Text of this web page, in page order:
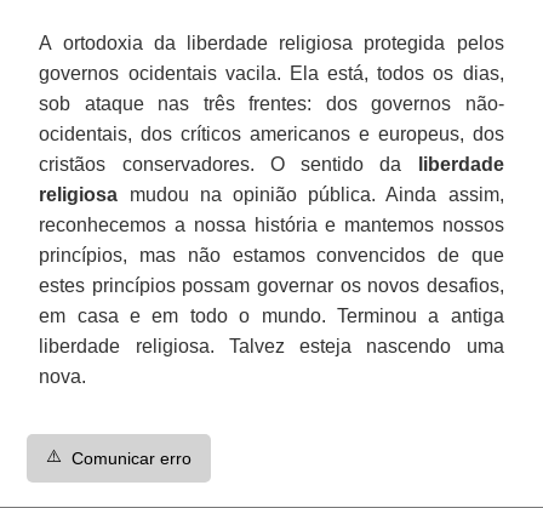
A ortodoxia da liberdade religiosa protegida pelos
governos ocidentais vacila. Ela está, todos os dias,
sob ataque nas três frentes: dos governos não-
ocidentais, dos críticos americanos e europeus, dos
cristãos conservadores. O sentido da
liberdade
religiosa mudou na opinião pública. Ainda assim,
reconhecemos a nossa história e mantemos nossos
princípios, mas não estamos convencidos de que
estes princípios possam governar os novos desafios,
em casa e em todo o mundo. Terminou a antiga
liberdade religiosa. Talvez esteja nascendo uma
nova.
⚠️ Comunicar erro